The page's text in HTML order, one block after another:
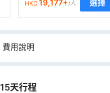
HKD 19,177+/人 選擇
費用說明
15天行程